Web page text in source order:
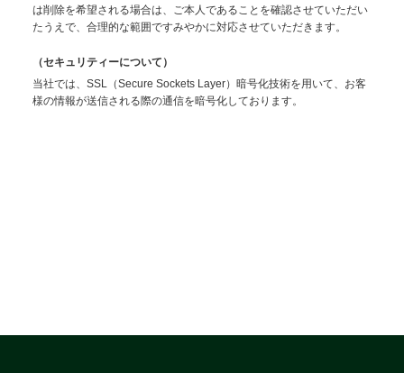
は削除を希望される場合は、ご本人であることを確認させていただい
たうえで、合理的な範囲ですみやかに対応させていただきます。
（セキュリティーについて）
当社では、SSL（Secure Sockets Layer）暗号化技術を用いて、お客
様の情報が送信される際の通信を暗号化しております。